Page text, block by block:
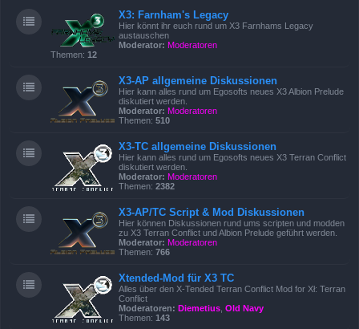
X3: Farnham's Legacy
Hier könnt ihr euch rund um X3 Farnhams Legacy
austauschen
Moderator: Moderatoren
Themen: 12
X3-AP allgemeine Diskussionen
Hier kann alles rund um Egosofts neues X3 Albion Prelude
diskutiert werden.
Moderator: Moderatoren
Themen: 510
X3-TC allgemeine Diskussionen
Hier kann alles rund um Egosofts neues X3 Terran Conflict
diskutiert werden.
Moderator: Moderatoren
Themen: 2382
X3-AP/TC Script & Mod Diskussionen
Hier können Diskussionen rund ums scripten und modden
zu X3 Terran Conflict und Albion Prelude geführt werden.
Moderator: Moderatoren
Themen: 766
Xtended-Mod für X3 TC
Alles über den X-Tended Terran Conflict Mod for Xł: Terran
Conflict
Moderatoren: Diemetius Old Navy
Themen: 143